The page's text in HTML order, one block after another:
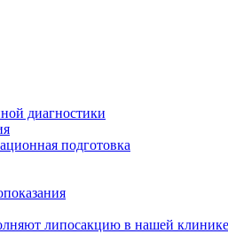
диагностики
подготовка
липосакцию в нашей клинике